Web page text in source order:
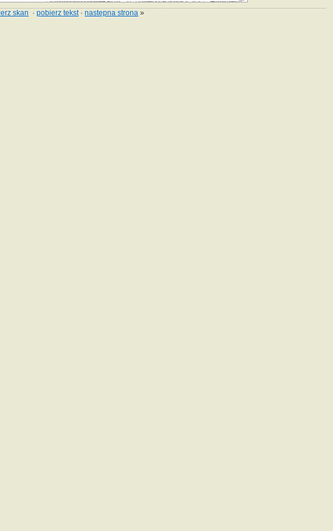
skan ·pobierz tekst·następna strona »